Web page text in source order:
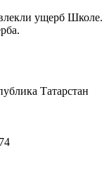
ущерб Школе.
Татарстан